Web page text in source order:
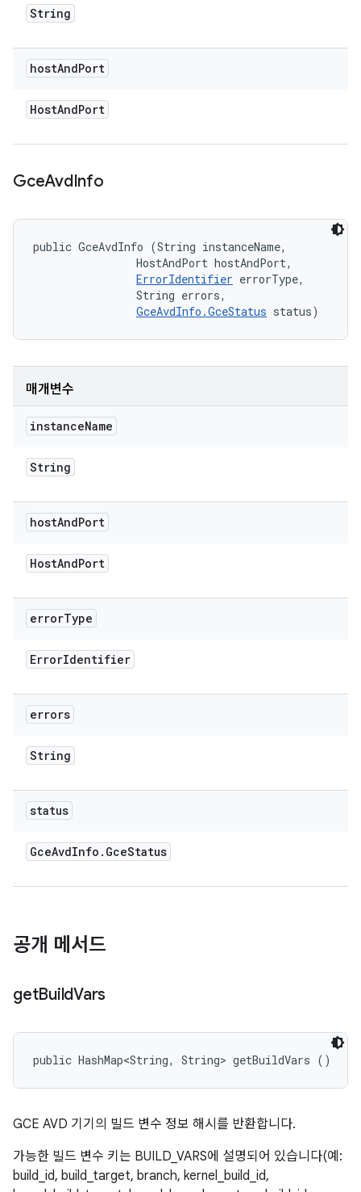
String
hostAndPort
HostAndPort
GceAvdInfo
public GceAvdInfo (String instanceName,
                HostAndPort hostAndPort,
ErrorIdentifier errorType,
                String errors,
GceAvdInfo.GceStatus status)
매개변수
instanceName
String
hostAndPort
HostAndPort
errorType
ErrorIdentifier
errors
String
status
GceAvdInfo . GceStatus
공개 메서드
getBuildVars
public HashMap<String, String> getBuildVars ()
GCE AVD 기기의 빌드 변수 정보 해시를 반환합니다.
가능한 빌드 변수 키는 BUILD_VARS에 설명되어 있습니다(예:
build_id, build_target, branch, kernel_build_id,